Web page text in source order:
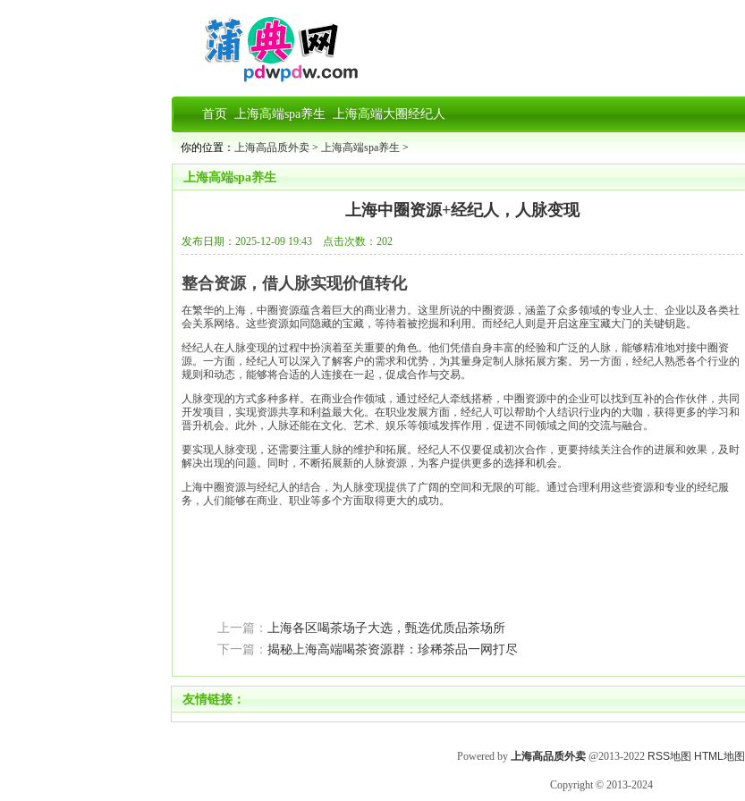
首页 上海高端spa养生 上海高端大圈经纪人
你的位置： 上海高品质外卖 > 上海高端spa养生 >
上海高端spa养生
上海中圈资源+经纪人，人脉变现
发布日期：2025-12-09 19:43 点击次数：202
整合资源，借人脉实现价值转化
在繁华的上海，中圈资源蕴含着巨大的商业潜力。这里所说的中圈资源，涵盖了众多领域的专业人士、企业以及各类社
会关系网络。这些资源如同隐藏的宝藏，等待着被挖掘和利用。而经纪人则是开启这座宝藏大门的关键钥匙。
经纪人在人脉变现的过程中扮演着至关重要的角色。他们凭借自身丰富的经验和广泛的人脉，能够精准地对接中圈资
源。一方面，经纪人可以深入了解客户的需求和优势，为其量身定制人脉拓展方案。另一方面，经纪人熟悉各个行业的
规则和动态，能够将合适的人连接在一起，促成合作与交易。
人脉变现的方式多种多样。在商业合作领域，通过经纪人牵线搭桥，中圈资源中的企业可以找到互补的合作伙伴，共同
开发项目，实现资源共享和利益最大化。在职业发展方面，经纪人可以帮助个人结识行业内的大咖，获得更多的学习和
晋升机会。此外，人脉还能在文化、艺术、娱乐等领域发挥作用，促进不同领域之间的交流与融合。
要实现人脉变现，还需要注重人脉的维护和拓展。经纪人不仅要促成初次合作，更要持续关注合作的进展和效果，及时
解决出现的问题。同时，不断拓展新的人脉资源，为客户提供更多的选择和机会。
上海中圈资源与经纪人的结合，为人脉变现提供了广阔的空间和无限的可能。通过合理利用这些资源和专业的经纪服
务，人们能够在商业、职业等多个方面取得更大的成功。
上一篇：
上海各区喝茶场子大选，甄选优质品茶场所
下一篇： 揭秘上海高端喝茶资源群：珍稀茶品一网打尽
友情链接：
Powered by 上海高品质外卖 @2013-2022 RSS地图 HTML地图
Copyright © 2013-2024